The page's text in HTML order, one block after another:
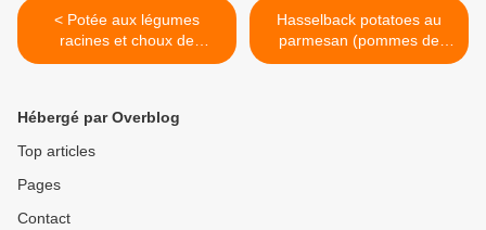
< Potée aux légumes
racines et choux de
Bruxelles
Hasselback potatoes au
parmesan (pommes de
terre rôties à la suédoise) >
Hébergé par Overblog
Top articles
Pages
Contact